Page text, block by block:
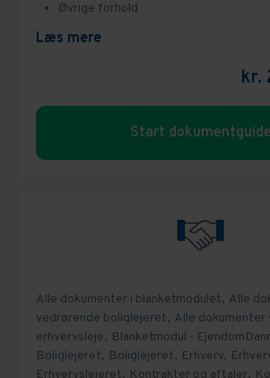
Øvrige forhold
Læs mere
kr.
Start dokumentguide
Alle dokumenter i blanketmodulet, Alle
vedrørende boliglejeret, Alle dokumenter
erhvervsleje, Blanketmodul -
Boliglejeret, Boliglejeret, Erhverv,
Erhvervslejeret, Kontrakter og aftaler,